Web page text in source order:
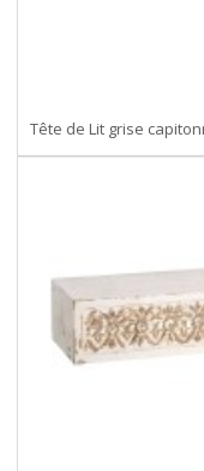
Tête de Lit grise